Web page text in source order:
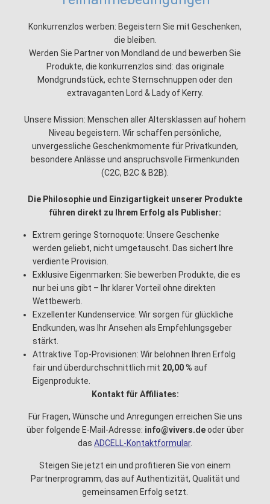
Konkurrenzlos werben: Begeistern Sie mit Geschenken,
die bleiben.
Werden Sie Partner von Mondland.de und bewerben Sie
Produkte, die konkurrenzlos sind: das originale
Mondgrundstück, echte Sternschnuppen oder den
extravaganten Lord & Lady of Kerry.
Unsere Mission: Menschen aller Altersklassen auf hohem
Niveau begeistern. Wir schaffen persönliche,
unvergessliche Geschenkmomente für Privatkunden,
besondere Anlässe und anspruchsvolle Firmenkunden
(C2C, B2C & B2B).
Die Philosophie und Einzigartigkeit unserer Produkte
führen direkt zu Ihrem Erfolg als Publisher:
Extrem geringe Stornoquote: Unsere Geschenke
werden geliebt, nicht umgetauscht. Das sichert Ihre
verdiente Provision.
Exklusive Eigenmarken: Sie bewerben Produkte, die es
nur bei uns gibt – Ihr klarer Vorteil ohne direkten
Wettbewerb.
Exzellenter Kundenservice: Wir sorgen für glückliche
Endkunden, was Ihr Ansehen als Empfehlungsgeber
stärkt.
Attraktive Top-Provisionen: Wir belohnen Ihren Erfolg
fair und überdurchschnittlich mit 20,00 % auf
Eigenprodukte.
Kontakt für Affiliates:
Für Fragen, Wünsche und Anregungen erreichen Sie uns
über folgende E-Mail-Adresse: info@vivers.deoder über
das ADCELL-Kontaktformular.
Steigen Sie jetzt ein und profitieren Sie von einem
Partnerprogramm, das auf Authentizität, Qualität und
gemeinsamen Erfolg setzt.